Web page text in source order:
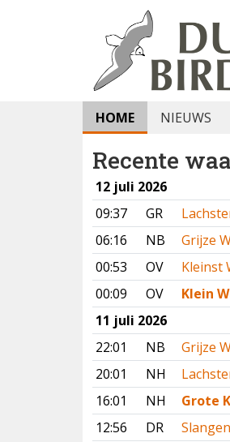
HOME NIEUWS
Recente
12 juli 2026
09:37
GR
06:16
NB
Grijze
00:53
OV
Kleinst
00:09
OV
Klein
11 juli 2026
22:01
NB
Grijze
20:01
NH
16:01
NH
Grote
12:56
DR